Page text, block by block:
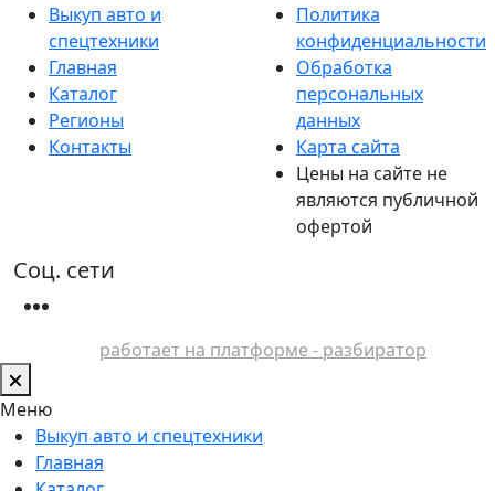
Выкуп авто и
спецтехники
Главная
Каталог
Регионы
Контакты
Политика
конфиденциальности
Обработка
персональных
данных
Карта сайта
Цены на сайте не
являются публичной
офертой
Соц. сети
работает на платформе - разбиратор
Меню
Выкуп авто и спецтехники
Главная